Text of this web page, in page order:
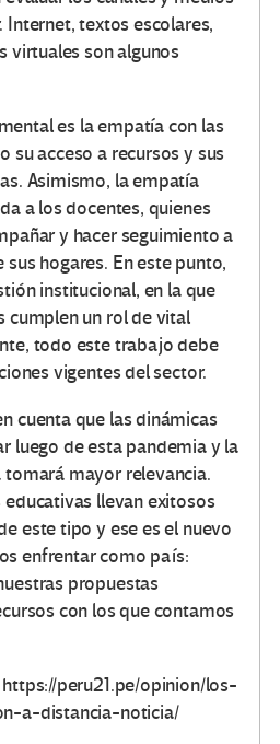
Internet, textos escolares,
virtuales son algunos
es la empatía con las
su acceso a recursos y sus
Asimismo, la empatía
a los docentes, quienes
y hacer seguimiento a
hogares. En este punto,
institucional, en la que
cumplen un rol de vital
todo este trabajo debe
vigentes del sector.
cuenta que las dinámicas
luego de esta pandemia y la
mayor relevancia.
llevan exitosos
este tipo y ese es el nuevo
enfrentar como país:
propuestas
con los que contamos
https://peru21.pe/opinion/los-
a-distancia-noticia/